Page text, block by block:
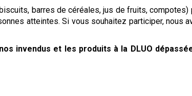
barres de céréales, jus de fruits, compotes)
atteintes. Si vous souhaitez participer, nous
invendus et les produits à la DLUO